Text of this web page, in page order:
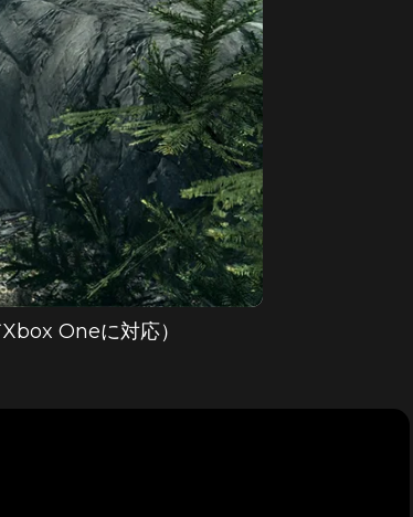
Oneに対応）